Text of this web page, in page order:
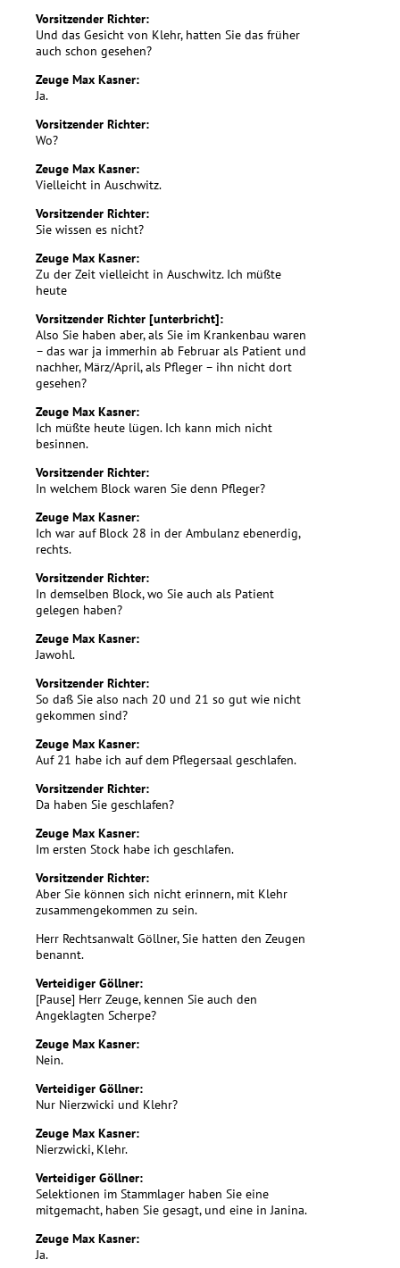
Vorsitzender Richter:
Und das Gesicht von Klehr, hatten Sie das früher
auch schon gesehen?
Zeuge Max Kasner:
Ja.
Vorsitzender Richter:
Wo?
Zeuge Max Kasner:
Vielleicht in Auschwitz.
Vorsitzender Richter:
Sie wissen es nicht?
Zeuge Max Kasner:
Zu der Zeit vielleicht in Auschwitz. Ich müßte
heute
Vorsitzender Richter [unterbricht]:
Also Sie haben aber, als Sie im Krankenbau waren
– das war ja immerhin ab Februar als Patient und
nachher, März/April, als Pfleger – ihn nicht dort
gesehen?
Zeuge Max Kasner:
Ich müßte heute lügen. Ich kann mich nicht
besinnen.
Vorsitzender Richter:
In welchem Block waren Sie denn Pfleger?
Zeuge Max Kasner:
Ich war auf Block 28 in der Ambulanz ebenerdig,
rechts.
Vorsitzender Richter:
In demselben Block, wo Sie auch als Patient
gelegen haben?
Zeuge Max Kasner:
Jawohl.
Vorsitzender Richter:
So daß Sie also nach 20 und 21 so gut wie nicht
gekommen sind?
Zeuge Max Kasner:
Auf 21 habe ich auf dem Pflegersaal geschlafen.
Vorsitzender Richter:
Da haben Sie geschlafen?
Zeuge Max Kasner:
Im ersten Stock habe ich geschlafen.
Vorsitzender Richter:
Aber Sie können sich nicht erinnern, mit Klehr
zusammengekommen zu sein.
Herr Rechtsanwalt Göllner, Sie hatten den Zeugen
benannt.
Verteidiger Göllner:
[Pause] Herr Zeuge, kennen Sie auch den
Angeklagten Scherpe?
Zeuge Max Kasner:
Nein.
Verteidiger Göllner:
Nur Nierzwicki und Klehr?
Zeuge Max Kasner:
Nierzwicki, Klehr.
Verteidiger Göllner:
Selektionen im Stammlager haben Sie eine
mitgemacht, haben Sie gesagt, und eine in Janina.
Zeuge Max Kasner:
Ja.